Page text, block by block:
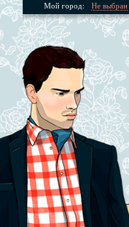
Мой город: Не выбран